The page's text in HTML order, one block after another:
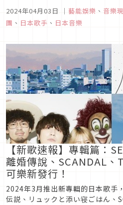
嘉代子、MyGO!!!!!、Rin音、
田景凪等多組音樂人。本篇...
2024年04月03日 ｜ 藝能娛樂 、 音樂
團 、 日本歌手 、 日本音樂
【新歌速報】專輯篇：
離婚傳說、SCANDAL
可樂新發行！
2024年3月推出新專輯的日本歌手
伝説、リュックと添い寝ごはん